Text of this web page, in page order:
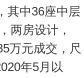
其中36座中层
两房设计，
万元成交，尺
年5月以